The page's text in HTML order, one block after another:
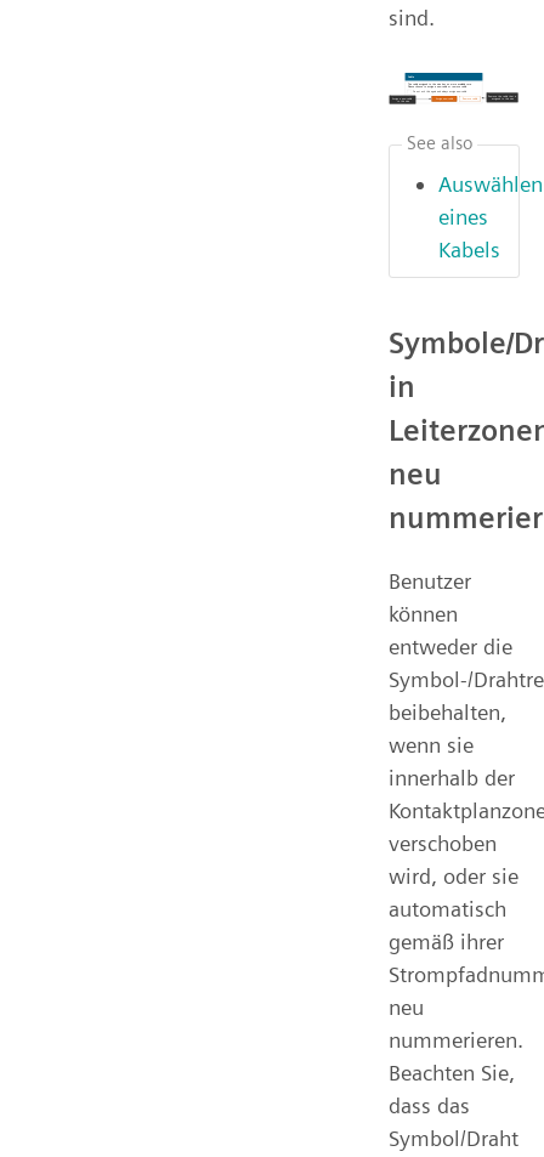
sind.
Auswählen
eines
Kabels
See also
Symbole/
in
neu
Benutzer
können
entweder die
Symbol-/
beibehalten,
wenn sie
innerhalb der
verschoben
wird, oder sie
automatisch
gemäß ihrer
neu
nummerieren.
Beachten Sie,
dass das
Symbol/Draht